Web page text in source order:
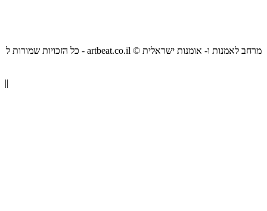
כל הזכויות שמורות ל - artbeat.co.il © מרחב לאמנות ו- אומנות ישראלית
||